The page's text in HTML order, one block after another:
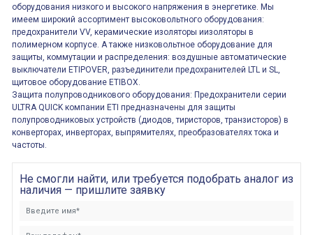
оборудования низкого и высокого напряжения в энергетике. Мы
имеем широкий ассортимент высоковольтного оборудования:
предохранители VV, керамические изоляторы иизоляторы в
полимерном корпусе. А также низковольтное оборудование для
защиты, коммутации и распределения: воздушные автоматические
выключатели ETIPOVER, разъединители предохранителей LTL и SL,
щитовое оборудование ETIBOX.
Защита полупроводникового оборудования: Предохранители серии
ULTRA QUICK компании ETI предназначены для защиты
полупроводниковых устройств (диодов, тиристоров, транзисторов) в
конверторах, инверторах, выпрямителях, преобразователях тока и
частоты.
Не смогли найти, или требуется подобрать аналог из
наличия — пришлите заявку